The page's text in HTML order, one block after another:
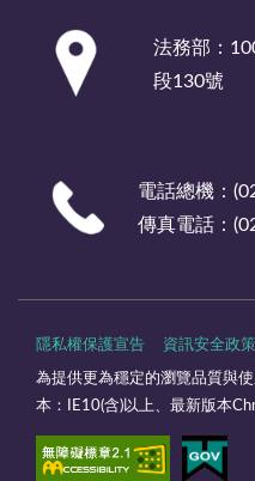
法務部：
段130號
電話總機：
傳真電話：
隱私權保護宣告 資訊安全政
為提供更為穩定的瀏覽品質與
本：IE10(含)以上、最新版本